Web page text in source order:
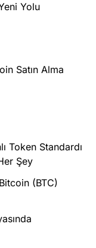
Yolu
Satın Alma
Token Standardı
Şey
(BTC)